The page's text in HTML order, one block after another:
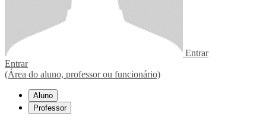
Entrar
Entrar
(Área do aluno, professor ou funcionário)
Aluno
Professor